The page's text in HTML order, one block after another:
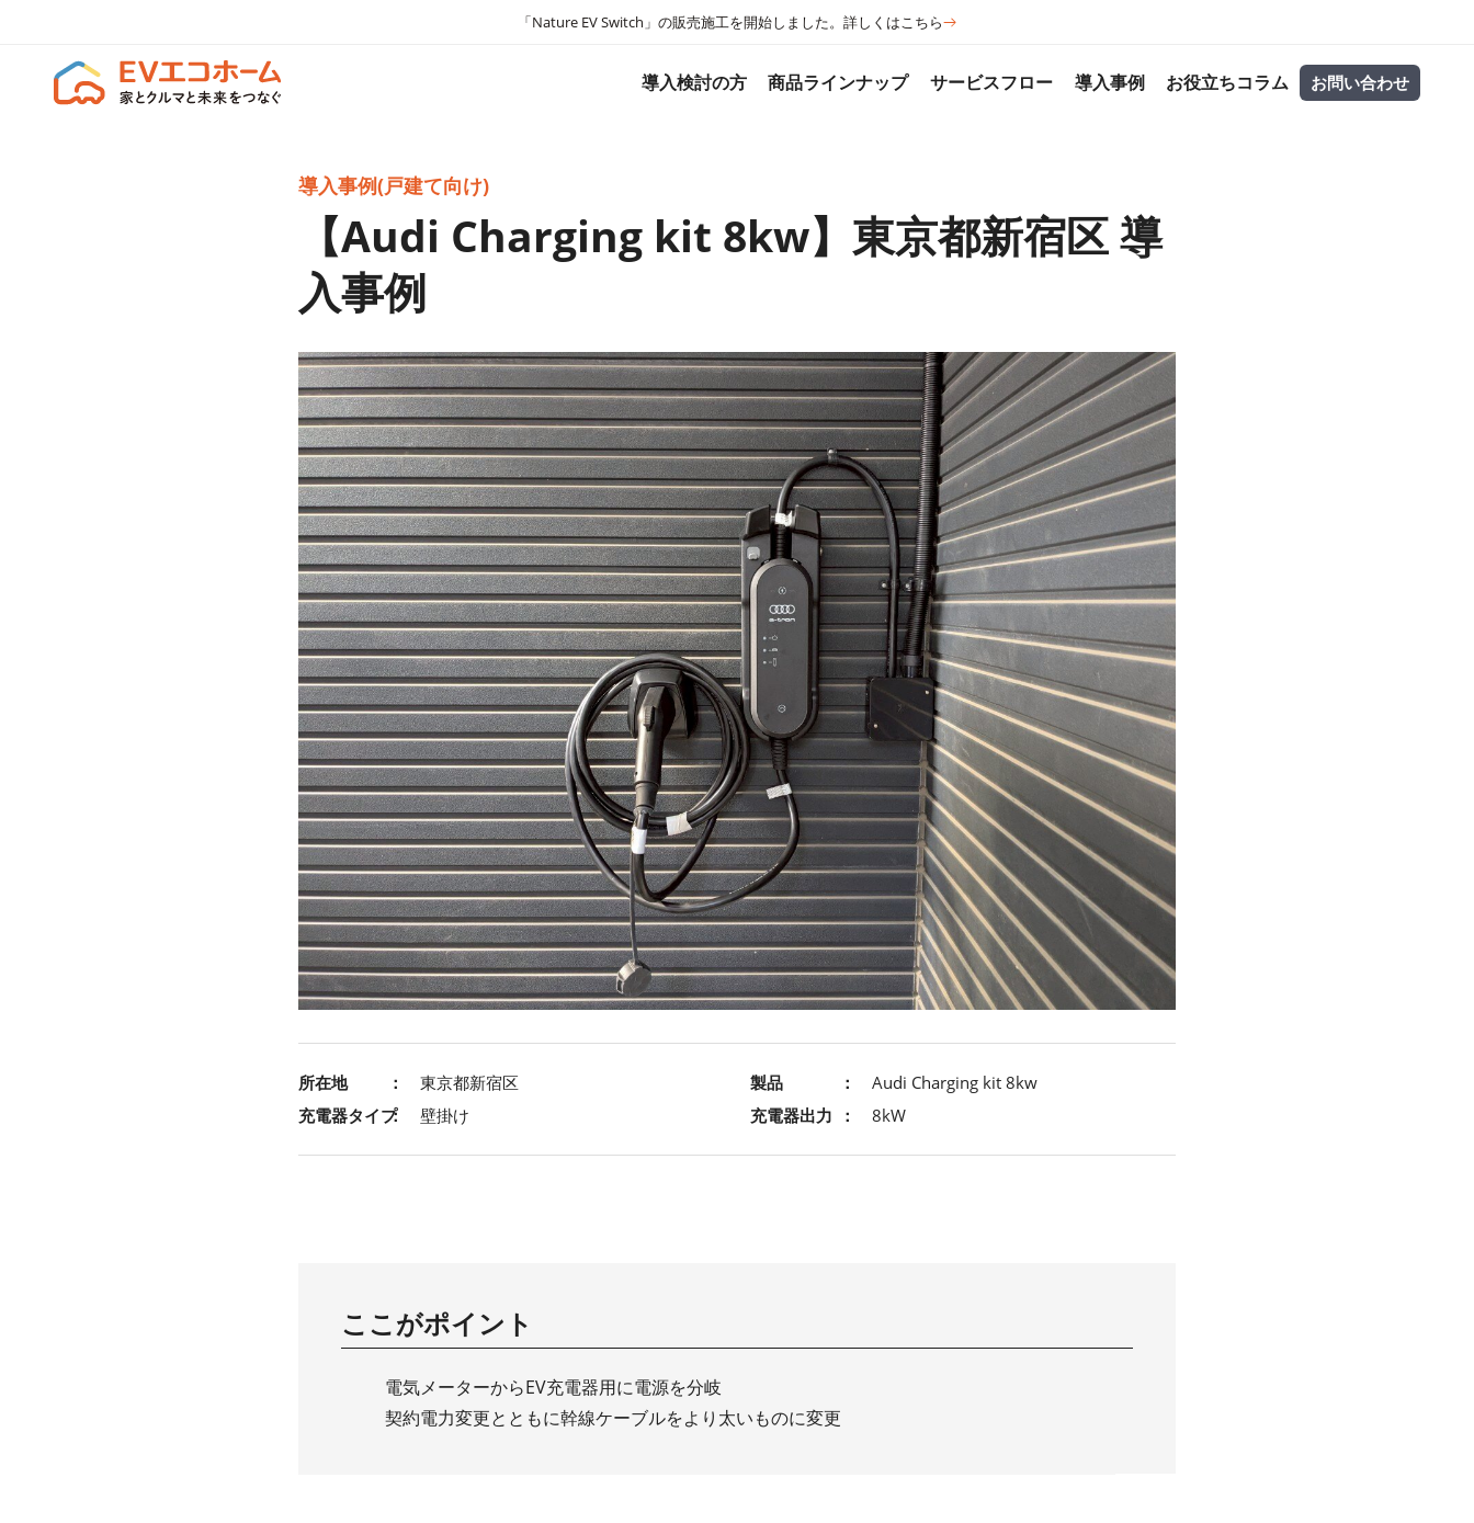
「Nature EV Switch」の販売施工を開始しました。詳しくはこちら
導入検討の方 商品ラインナップ サービスフロー 導入事例 お役立ちコラム お問い合わせ
導入事例(戸建て向け)
【Audi Charging kit 8kw】東京都新宿区 導
入事例
所在地 東京都新宿区 製品
Audi Charging kit 8kw
充電器タイプ
壁掛け 充電器出力 8kW
ここがポイント
電気メーターからEV充電器用に電源を分岐
契約電力変更とともに幹線ケーブルをより太いものに変更